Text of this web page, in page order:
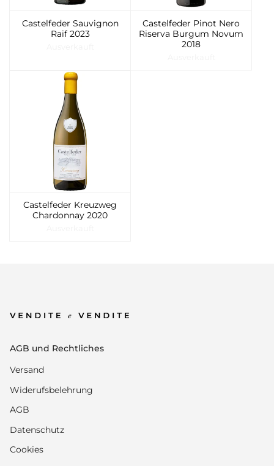
Castelfeder Sauvignon
Raif 2023
Castelfeder Pinot Nero
Riserva Burgum Novum
2018
Castelfeder Kreuzweg
Chardonnay 2020
AGB und Rechtliches
Versand
Widerufsbelehrung
AGB
Datenschutz
Cookies